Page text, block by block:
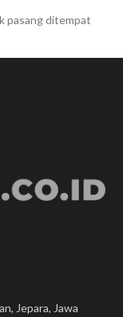
pasang ditempat
Jepara, Jawa